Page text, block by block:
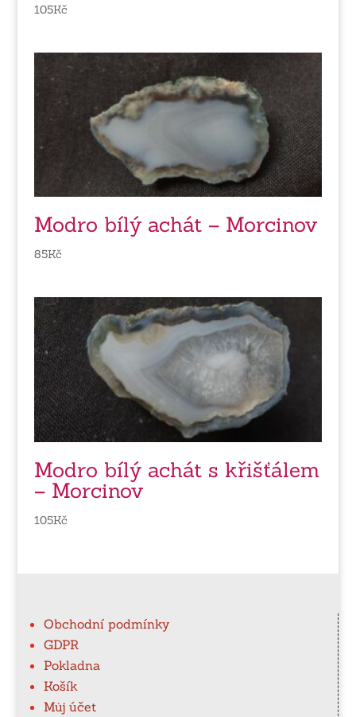
105Kč
Modro bílý achát – Morcinov
85Kč
Modro bílý achát s křišťálem
– Morcinov
105Kč
Obchodní podmínky
GDPR
Pokladna
Košík
Můj účet